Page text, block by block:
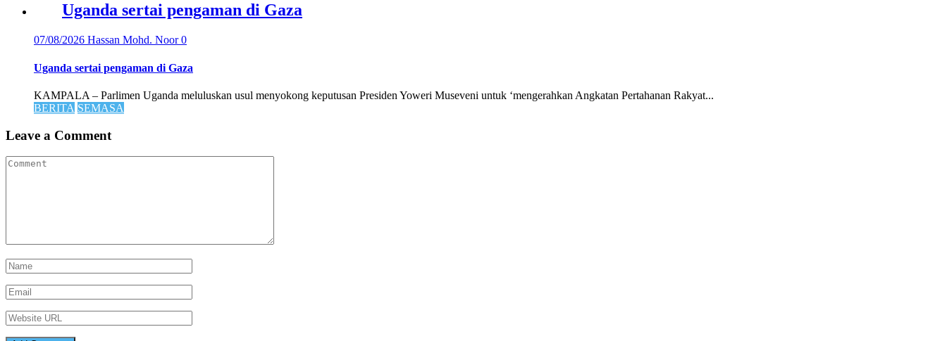
Uganda sertai pengaman di Gaza
07/08/2026 Hassan Mohd. Noor0
Uganda sertai pengaman di Gaza
KAMPALA – Parlimen Uganda meluluskan usul menyokong keputusan Presiden Yoweri Museveni untuk ‘mengerahkan Angkatan Pertahanan Rakyat...
BERITA SEMASA
Leave a Comment